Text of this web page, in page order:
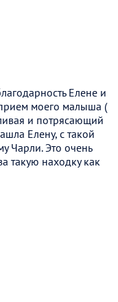
Елене и
моего малыша (
и потрясающий
Елену, с такой
Чарли. Это очень
такую находку как